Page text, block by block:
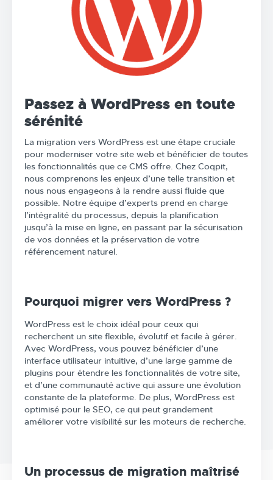
Passez à WordPress en toute
sérénité
La migration vers WordPress est une étape cruciale
pour moderniser votre site web et bénéficier de toutes
les fonctionnalités que ce CMS offre. Chez Coqpit,
nous comprenons les enjeux d’une telle transition et
nous nous engageons à la rendre aussi fluide que
possible. Notre équipe d’experts prend en charge
l’intégralité du processus, depuis la planification
jusqu’à la mise en ligne, en passant par la sécurisation
de vos données et la préservation de votre
référencement naturel.
Pourquoi migrer vers WordPress ?
WordPress est le choix idéal pour ceux qui
recherchent un site flexible, évolutif et facile à gérer.
Avec WordPress, vous pouvez bénéficier d’une
interface utilisateur intuitive, d’une large gamme de
plugins pour étendre les fonctionnalités de votre site,
et d’une communauté active qui assure une évolution
constante de la plateforme. De plus, WordPress est
optimisé pour le SEO, ce qui peut grandement
améliorer votre visibilité sur les moteurs de recherche.
Un processus de migration maîtrisé